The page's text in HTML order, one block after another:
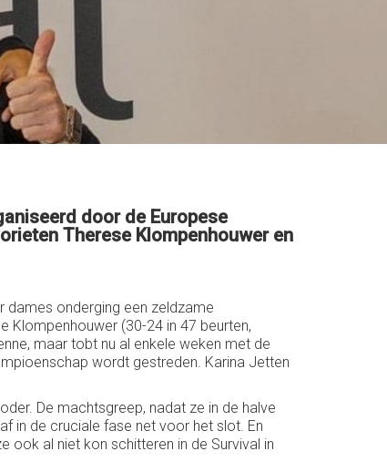
door de Europese
Therese Klompenhouwer en
dames onderging een zeldzame
Klompenhouwer (30-24 in 47 beurten,
maar tobt nu al enkele weken met de
wordt gestreden. Karina Jetten
De machtsgreep, nadat ze in de halve
in de cruciale fase net voor het slot. En
ook al niet kon schitteren in de Survival in